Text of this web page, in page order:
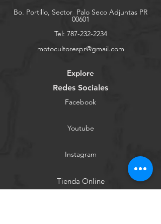
Bo. Portillo, Sector Palo Seco Adjuntas PR
00601
Tel: 787-232-2234
motocultorespr@gmail.com
Explore
Redes Sociales
Facebook
Youtube
Instagram
Tienda Online